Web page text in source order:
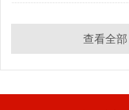
查看全部